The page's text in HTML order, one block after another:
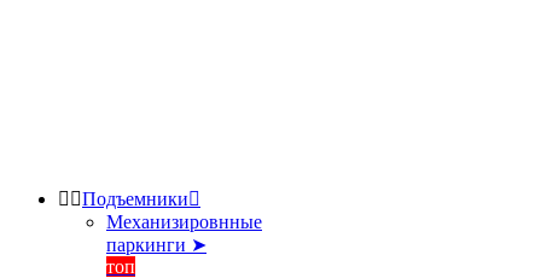
 Подъемники
Механизировнные
паркинги ➤
топ